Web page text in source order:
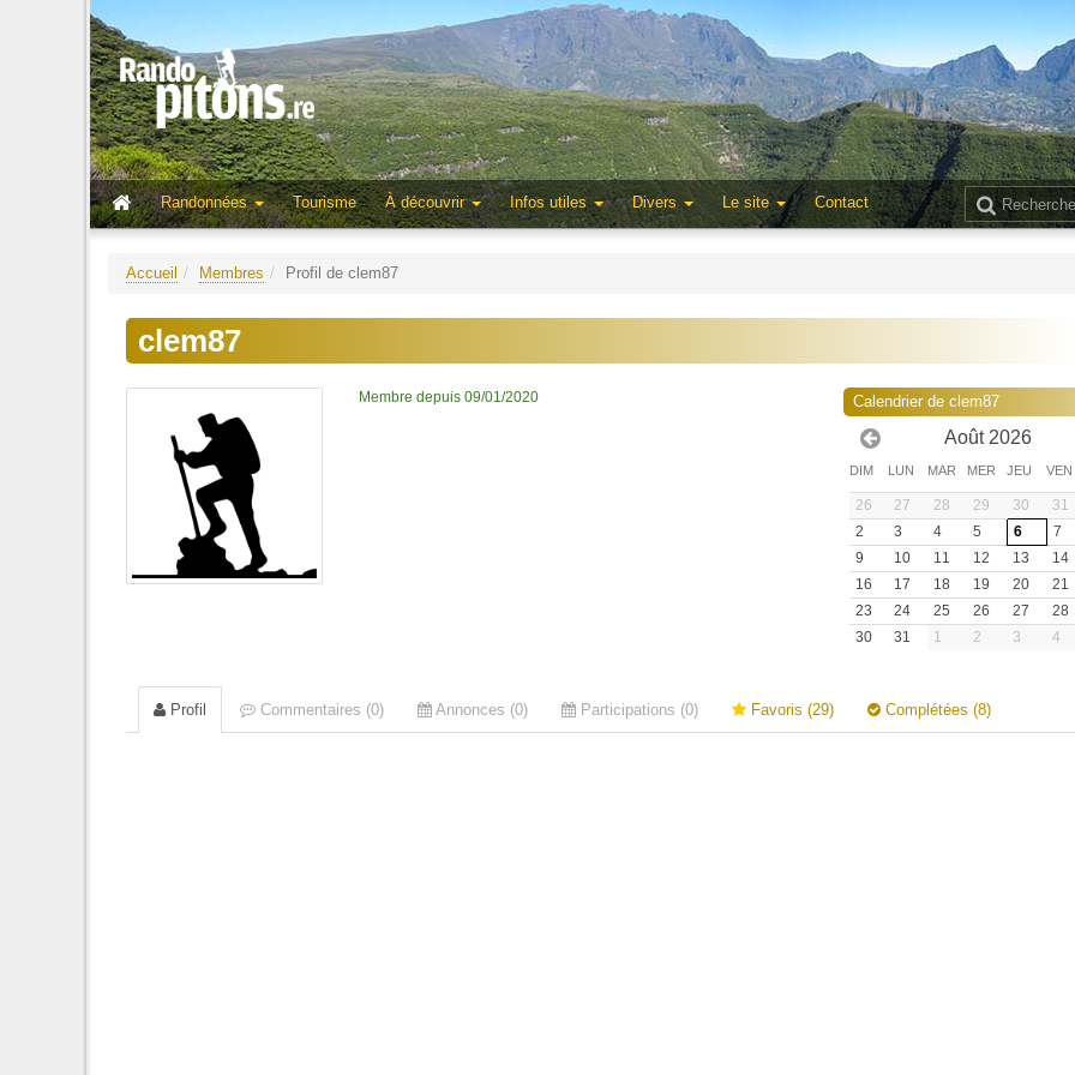
Randonnées
Tourisme À découvrir Infos utiles Divers Le site Contact
Accueil Membres Profil de clem87
clem87
Membre depuis 09/01/2020 Calendrier de clem87
Août 2026
DIM LUN MAR MER JEU VEN
26 27 28 29 30 31
2
3 4 5 6 7
9
10 11 12 13 14
16
17 18 19 20 21
23
24 25 26 27 28
30
31 1 2 3 4
Profil Commentaires (0) Annonces (0) Participations (0) Favoris (29) Complétées (8)